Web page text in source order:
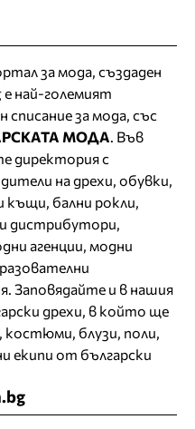
за мода, създаден
е най-големият
списание за мода, със
МОДА . Във
директорияс
на дрехи, обувки,
къщи, бални рокли
дистрибутори,
агенции, модни
Заповядайте и в нашия
дрехи , в който ще
, костюми, блузи, поли,
екипи от български